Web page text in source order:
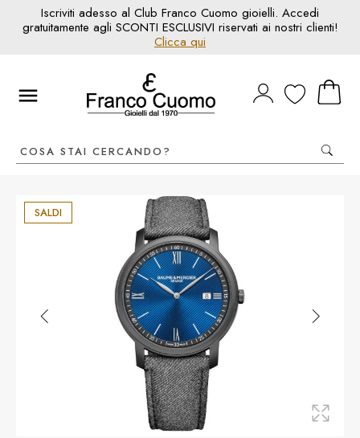
Iscriviti adesso al Club Franco Cuomo gioielli. Accedi
gratuitamente agli SCONTI ESCLUSIVI riservati ai nostri clienti!
Clicca qui
SALDI